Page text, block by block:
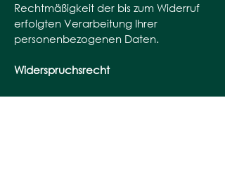
Rechtmäßigkeit der bis zum Widerruf
erfolgten Verarbeitung Ihrer
personenbezogenen Daten.
Widerspruchsrecht
Sie haben das Recht, aus Gründen,